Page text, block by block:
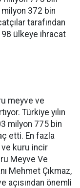
milyon 372 bin
tarafından
ülkeye ihracat
meyve ve
Türkiye yılın
milyon 775 bin
etti. En fazla
ve kuru incir
Meyve Ve
Mehmet Çıkmaz,
açısından önemli